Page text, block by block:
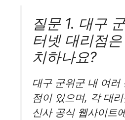
질문 1. 대구
터넷 대리점
치하나요?
대구 군위군 내 여러
점이 있으며, 각 대
신사 공식 웹사이트